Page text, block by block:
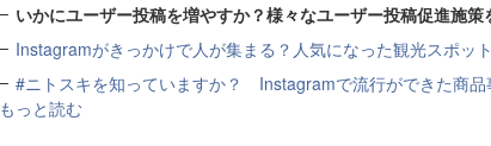
いかにユーザー投稿を増やすか？様々なユーザー投稿促進施策
Instagramがきっかけで人が集まる？人気になった観光スポッ
#ニトスキを知っていますか？ Instagramで流行ができた商品
もっと読む